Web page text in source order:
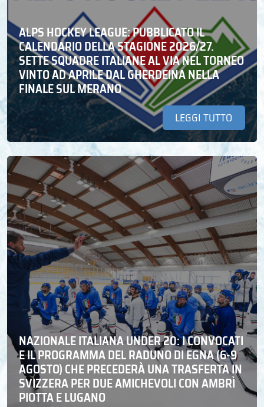
ALPS HOCKEY LEAGUE: PUBBLICATO IL
CALENDARIO DELLA STAGIONE 2026/27.
SETTE SQUADRE ITALIANE AL VIA NEL TORNEO
VINTO AD APRILE DAL GHERDEINA NELLA
FINALE SUL MERANO
LEGGI TUTTO
NAZIONALE ITALIANA UNDER 20: I CONVOCATI
E IL PROGRAMMA DEL RADUNO DI EGNA (6-9
AGOSTO) CHE PRECEDERÀ UNA TRASFERTA IN
SVIZZERA PER DUE AMICHEVOLI CON AMBRÌ
PIOTTA E LUGANO